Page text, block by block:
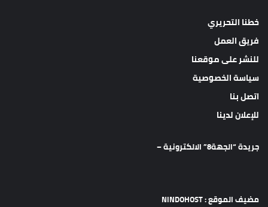
خطنا التحريري
فريق العمل
للنشر على موقعنا
سياسة الخصوصية
اتصل بنا
للإعلان لدينا
جريدة “الجهة8” الالكترونية –
مضيف الموقع : NINDOHOST